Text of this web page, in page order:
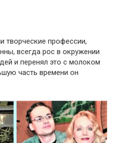
творческие профессии,
всегда рос в окружении
и перенял это с молоком
часть времени он